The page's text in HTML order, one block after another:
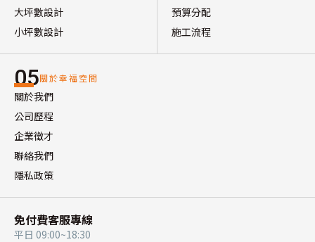
大坪數設計
小坪數設計
預算分配
施工流程
05關於幸福空間
關於我們
公司歷程
企業徵才
聯絡我們
隱私政策
免付費客服專線
平日 09:00~18:30